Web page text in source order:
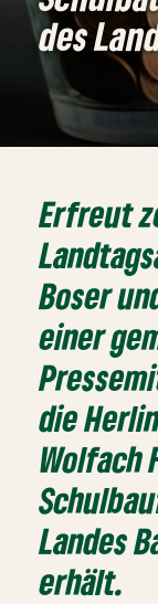
des
Erfreut
Boser
einer
die
Wolfach
Landes
erhält.